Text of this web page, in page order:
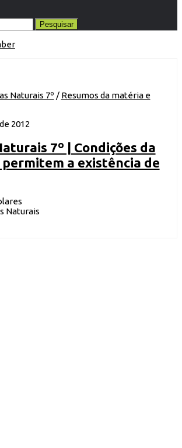
Naturais 7º / Resumos da matéria e
2012
7º | Condições da
a existência de
Naturais